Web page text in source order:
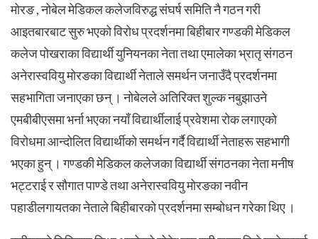
मोरङ , नोबेल मेडिकल कलेजविरुद्ध संघर्ष समिति नै गठन गरी
आइतबारबाट सुरु भएको विरोध प्रदर्शनमा बिहीबार गण्डकी मेडिकल
कलेज पोखराका विद्यार्थी युनियनका नेता तथा एमालेका भ्रातृ संगठन
अनेरास्ववियु मोरङका विद्यार्थी नेताले समर्थन जनाउँदै प्रदर्शनमा
सहभागिता जनाएका छन् ।नोबेलले अतिरिक्त शुल्क नबुझाउने
एमबीबीएसमा भर्ना भएका नयाँ विद्यार्थीलाई प्रवेशमा रोक लगाएको
विरोधमा आन्दोलित विद्यार्थीको समर्थन गर्दै विद्यार्थी नेताहरू सहभागी
भएका हुन् ।गण्डकी मेडिकल कलेजका विद्यार्थी संगठनका नेता मनीष
भट्टराई र सौगात पाण्डे तथा अनेरास्ववियु मोरङका नवीन
पहाडीलगायतका नेताले बिहीबारको प्रदर्शनमा सम्बोधन गरेका थिए ।